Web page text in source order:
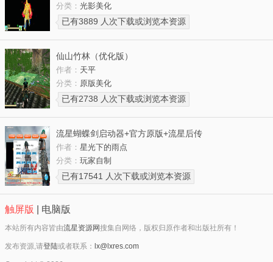
分类： 光影美化
已有3889 人次下载或浏览本资源
仙山竹林（优化版）
作者： 天平
分类： 原版美化
已有2738 人次下载或浏览本资源
流星蝴蝶剑启动器+官方原版+流星后传
作者： 星光下的雨点
分类： 玩家自制
已有17541 人次下载或浏览本资源
触屏版 电脑版
本站所有内容皆由流星资源网搜集自网络，版权归原作者和出版社所有！
发布资源,请登陆或者联系： lx@lxres.com